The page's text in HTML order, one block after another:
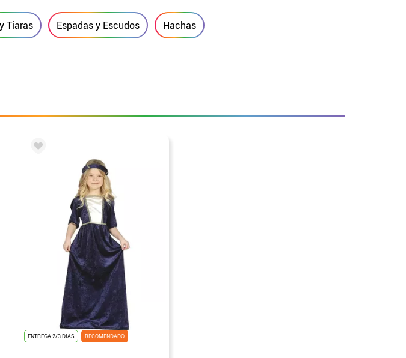
Tiaras Espadas y Escudos Hachas
ENTREGA 2/3 DÍAS RECOMENDADO